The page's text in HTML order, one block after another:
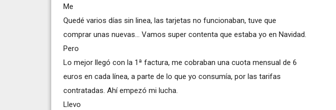
Me
Quedé varios días sin linea, las tarjetas no funcionaban, tuve que
comprar unas nuevas... Vamos super contenta que estaba yo en Navidad.
Pero
Lo mejor llegó con la 1ª factura, me cobraban una cuota mensual de 6
euros en cada línea, a parte de lo que yo consumía, por las tarifas
contratadas. Ahí empezó mi lucha.
Llevo